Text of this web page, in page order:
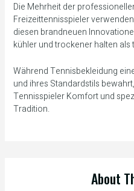
Die Mehrheit der
Freizeittennisspieler
diesen brandneuen
kühler und trockener halten
Während Tennisbekleidung
und ihres Standardstils
Tennisspieler Komfort und
Tradition.
About